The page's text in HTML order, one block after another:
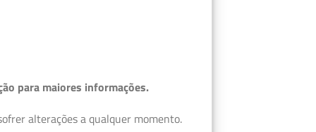
para maiores informações.
alterações a qualquer momento.